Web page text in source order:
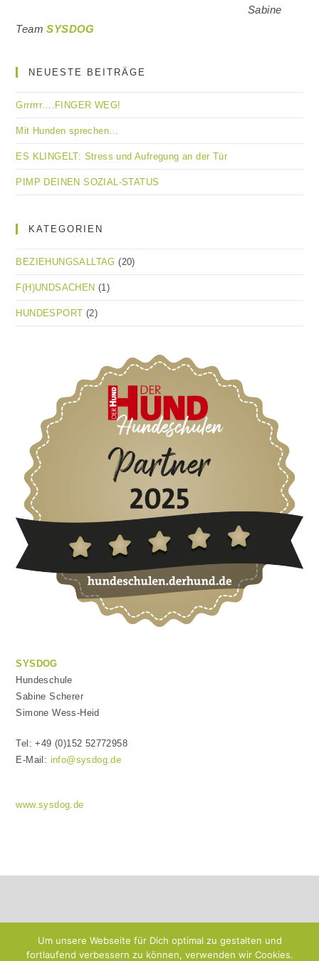
Sabine
TeamSYSDOG
NEUESTE BEITRÄGE
Grrrrrr….FINGER WEG!
Mit Hunden sprechen…
ES KLINGELT: Stress und Aufregung an der Tür
PIMP DEINEN SOZIAL-STATUS
KATEGORIEN
BEZIEHUNGSALLTAG (20)
F(H)UNDSACHEN (1)
HUNDESPORT (2)
SYSDOG
Hundeschule
Sabine Scherer
Simone Wess-Heid
Tel: +49 (0)152 52772958
E-Mail: info@sysdog.de
www.sysdog.de
Um unsere Webseite für Dich optimal zu gestalten und
fortlaufend verbessern zu können, verwenden wir Cookies.